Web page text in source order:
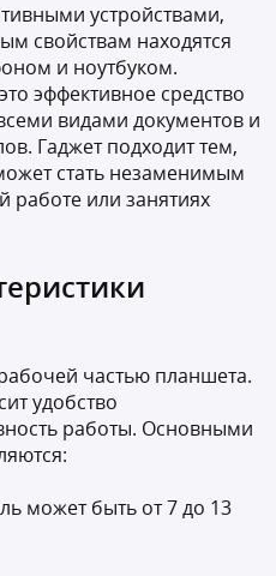
устройствами,
свойствам находятся
и ноутбуком.
эффективное средство
видами документов и
Гаджет подходит тем,
стать незаменимым
или занятиях
частью планшета.
удобство
работы. Основными
может быть от 7 до 13